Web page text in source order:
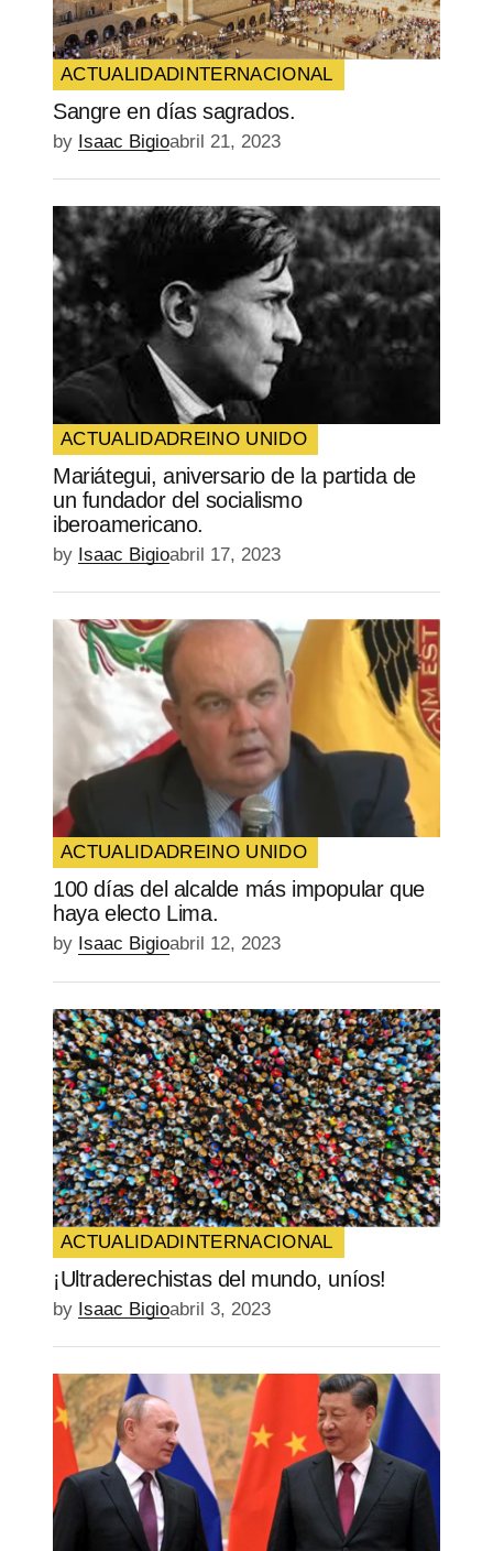
ACTUALIDADINTERNACIONAL
Sangre en días sagrados.
by Isaac Bigioabril 21, 2023
ACTUALIDADREINO UNIDO
Mariátegui, aniversario de la partida de
un fundador del socialismo
iberoamericano.
by Isaac Bigioabril 17, 2023
ACTUALIDADREINO UNIDO
100 días del alcalde más impopular que
haya electo Lima.
by Isaac Bigioabril 12, 2023
ACTUALIDADINTERNACIONAL
¡Ultraderechistas del mundo, uníos!
by Isaac Bigioabril 3, 2023